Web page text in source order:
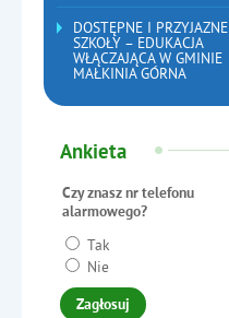
DOSTĘPNE I PRZYJAZNE
SZKOŁY – EDUKACJA
WŁĄCZAJĄCA W GMINIE
MAŁKINIA GÓRNA
Ankieta
Czy znasz nr telefonu
alarmowego?
Tak
Nie